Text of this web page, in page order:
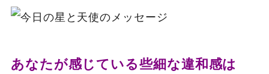
あなたが感じている些細な違和感は